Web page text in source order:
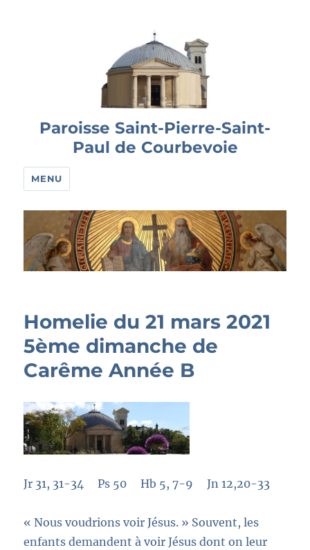
Paroisse Saint-Pierre-Saint-
Paul de Courbevoie
MENU
Homelie du 21 mars 2021
5ème dimanche de
Carême Année B
Jr 31, 31-34 Ps 50 Hb 5, 7-9 Jn 12,20-33
« Nous voudrions voir Jésus. » Souvent, les
enfants demandent à voir Jésus dont on leur